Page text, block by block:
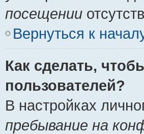
посещении
Вернуться к
Как сделать,
пользователей?
В настройках
пребывание на